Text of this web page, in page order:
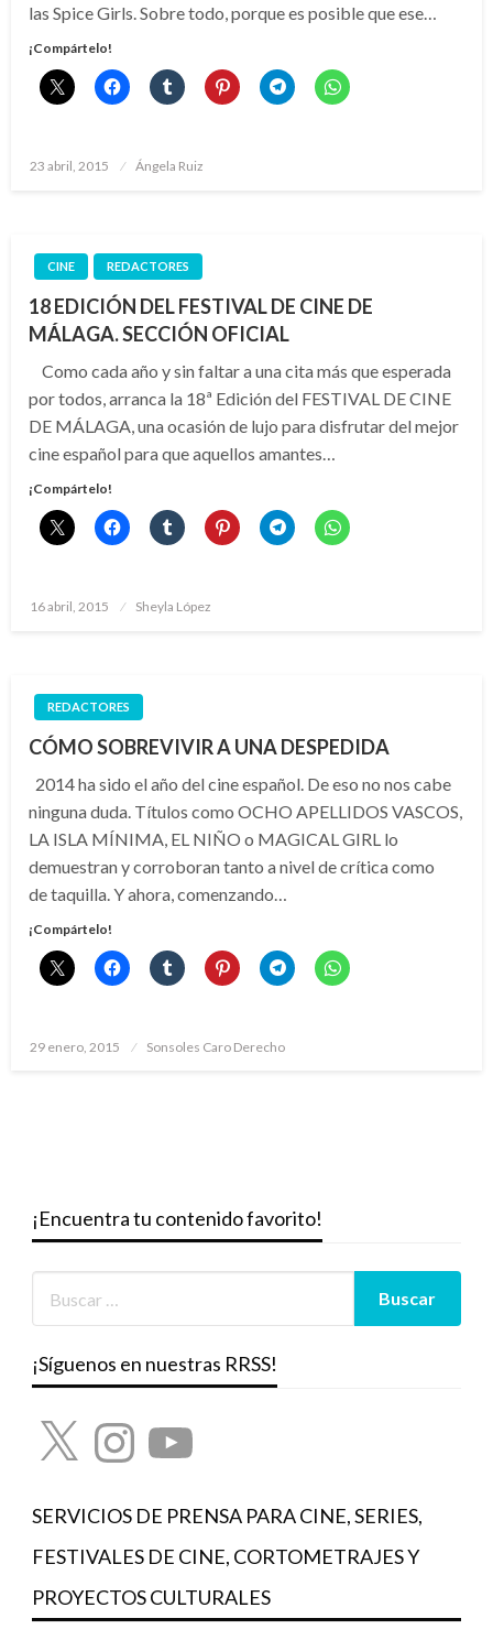
las Spice Girls. Sobre todo, porque es posible que ese…
¡Compártelo!
Publicado
23 abril, 2015 Ángela Ruiz
CINE REDACTORES
18 EDICIÓN DEL FESTIVAL DE CINE DE
MÁLAGA. SECCIÓN OFICIAL
Como cada año y sin faltar a una cita más que esperada
por todos, arranca la 18ª Edición del FESTIVAL DE CINE
DE MÁLAGA, una ocasión de lujo para disfrutar del mejor
cine español para que aquellos amantes…
¡Compártelo!
Publicado
16 abril, 2015 Sheyla López
REDACTORES
CÓMO SOBREVIVIR A UNA DESPEDIDA
2014 ha sido el año del cine español. De eso no nos cabe
ninguna duda. Títulos como OCHO APELLIDOS VASCOS,
LA ISLA MÍNIMA, EL NIÑO o MAGICAL GIRL lo
demuestran y corroboran tanto a nivel de crítica como
de taquilla. Y ahora, comenzando…
¡Compártelo!
Publicado
29 enero, 2015 Sonsoles Caro Derecho
¡Encuentra tu contenido favorito!
¡Síguenos en nuestras RRSS!
X InstagramYouTube
SERVICIOS DE PRENSA PARA CINE, SERIES,
FESTIVALES DE CINE, CORTOMETRAJES Y
PROYECTOS CULTURALES